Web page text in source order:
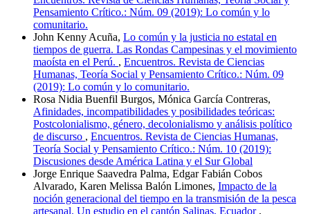
Pensamiento Crítico.: Núm. 09 (2019): Lo común y lo
comunitario.
John Kenny Acuña, Lo común y la justicia no estatal en
tiempos de guerra. Las Rondas Campesinas y el movimiento
maoísta en el Perú. , Encuentros. Revista de Ciencias
Humanas, Teoría Social y Pensamiento Crítico.: Núm. 09
(2019): Lo común y lo comunitario.
Rosa Nidia Buenfil Burgos, Mónica García Contreras,
Afinidades, incompatibilidades y posibilidades teóricas:
Postcolonialismo, género, decolonialismo y análisis político
de discurso , Encuentros. Revista de Ciencias Humanas,
Teoría Social y Pensamiento Crítico.: Núm. 10 (2019):
Discusiones desde América Latina y el Sur Global
Jorge Enrique Saavedra Palma, Edgar Fabián Cobos
Alvarado, Karen Melissa Balón Limones, Impacto de la
noción generacional del tiempo en la transmisión de la pesca
artesanal. Un estudio en el cantón Salinas, Ecuador ,